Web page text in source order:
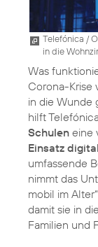
Telefónica / O
in die
Was
Corona-Krise
in die Wunde
hilft
Schulen eine
Einsatz
umfassende
nimmt das
mobil im Alter
damit sie in
Familien und